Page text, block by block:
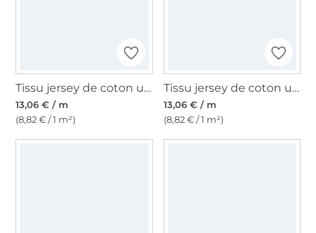
Tissu jersey de coton uni, orange rouille
13,06 € / m
(8,82 € / 1 m²)
Tissu jersey de coton uni, vert menthe tendre
13,06 € / m
(8,82 € / 1 m²)